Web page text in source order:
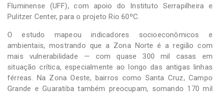
Fluminense (UFF), com apoio do Instituto Serrapilheira e
Pulitzer Center, para o projeto Rio 60ºC.
O estudo mapeou indicadores socioeconômicos e
ambientais, mostrando que a Zona Norte é a região com
mais vulnerabilidade — com quase 300 mil casas em
situação crítica, especialmente ao longo das antigas linhas
férreas. Na Zona Oeste, bairros como Santa Cruz, Campo
Grande e Guaratiba também preocupam, somando 170 mil